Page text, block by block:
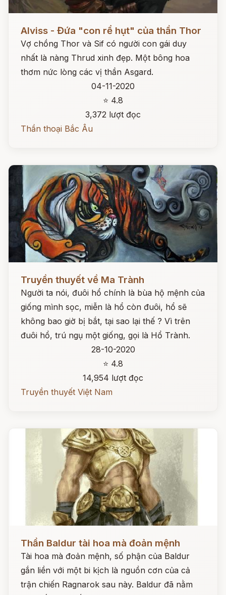
Alviss - Đứa "con rể hụt" của thần Thor
Vợ chồng Thor và Sif có người con gái duy
nhất là nàng Thrud xinh đẹp. Một bông hoa
thơm nức lòng các vị thần Asgard.
04-11-2020
⭐ 4.8
3,372 lượt đọc
Thần thoại Bắc Âu
Đọc ngay
Truyền thuyết về Ma Trành
Người ta nói, đuôi hổ chính là bùa hộ mệnh của
giống mình sọc, miễn là hổ còn đuôi, hổ sẽ
không bao giờ bị bắt, tại sao lại thế ? Vì trên
đuôi hổ, trú ngụ một giống, gọi là Hổ Trành.
28-10-2020
⭐ 4.8
14,954 lượt đọc
Truyền thuyết Việt Nam
Đọc ngay
Thần Baldur tài hoa mà đoản mệnh
Tài hoa mà đoản mệnh, số phận của Baldur
gắn liền với một bi kịch là nguồn cơn của cả
trận chiến Ragnarok sau này. Baldur đã nằm